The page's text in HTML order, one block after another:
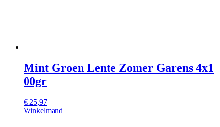
Mint Groen Lente Zomer Garens 4x1
00gr
€ 25,97
Winkelmand